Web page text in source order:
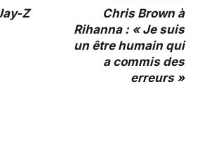
Z
Chris Brown à
Rihanna : « Je suis
un être humain qui
a commis des
erreurs »